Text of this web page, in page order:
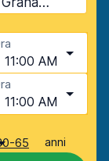
11:00 AM
11:00 AM
65 anni